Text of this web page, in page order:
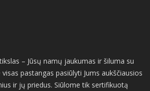
– Jūsų namų jaukumas ir šiluma su
pastangas pasiūlyti Jums aukščiausios
ir jų priedus. Siūlome tik sertifikuotą